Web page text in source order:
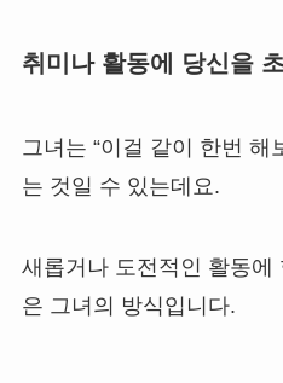
취미나 활동에 당신을
그녀는 “이걸 같이 한번 해
는 것일 수 있는데요.
새롭거나 도전적인 활동에
은 그녀의 방식입니다.